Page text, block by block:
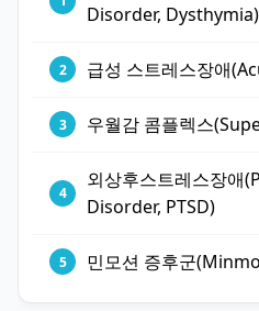
Disorder,
급성 스트레스장애
우월감 콤플렉스
외상후스트레스장애
Disorder, PTSD)
민모션 증후군